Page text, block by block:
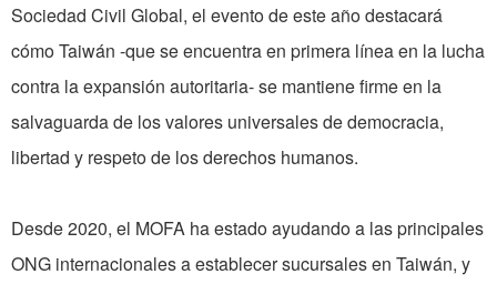
Sociedad Civil Global, el evento de este año destacará
cómo Taiwán -que se encuentra en primera línea en la lucha
contra la expansión autoritaria- se mantiene firme en la
salvaguarda de los valores universales de democracia,
libertad y respeto de los derechos humanos.
Desde 2020, el MOFA ha estado ayudando a las principales
ONG internacionales a establecer sucursales en Taiwán, y